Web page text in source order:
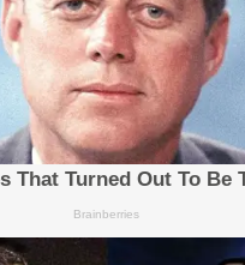
นภายใต้ปรัชญาการวางแผน
ที่มีคุณภาพสูงและเป็นประโย
โรป ความมุ่งมั่นดังกล่า
ลงทุนด้านโครงสร้างพื้นฐา
ถึงศูนย์กระจายอะไหล่
ทศเนเธอร์แลนด์ ซึ่งเป็นกา
ให้บริการเนเธอร์แลนด์ ฝ